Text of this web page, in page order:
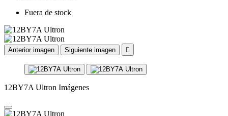
Fuera de stock
Anterior imagen Siguiente imagen 
12BY7A Ultron Imágenes